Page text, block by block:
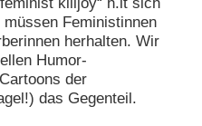
Feministinnen
herhalten. Wir
Humor-
der
das Gegenteil.